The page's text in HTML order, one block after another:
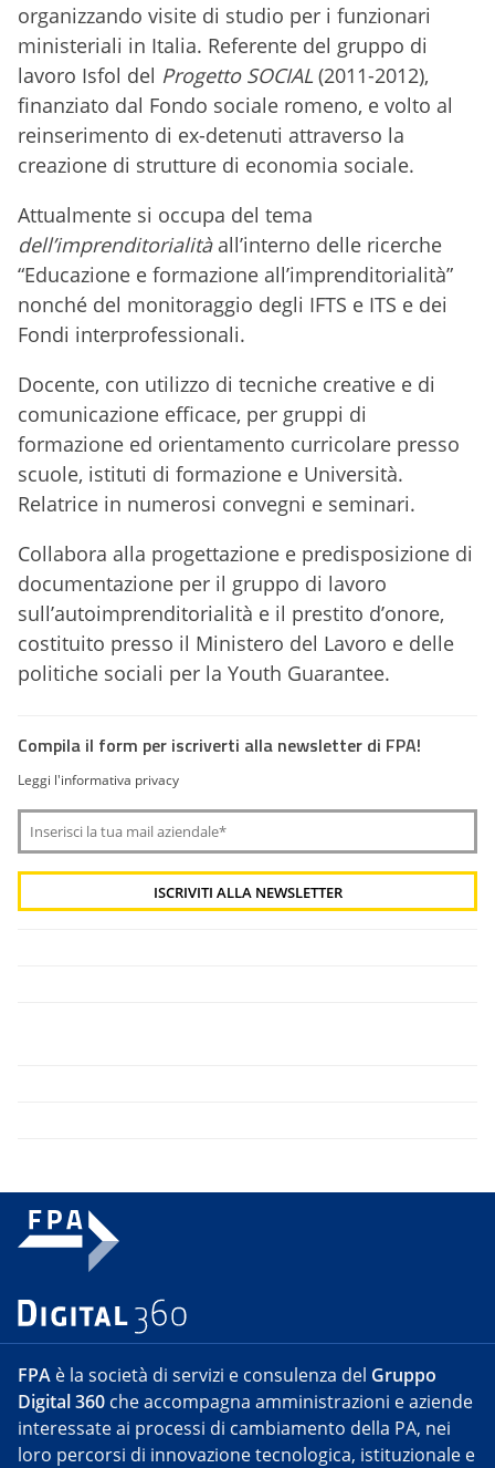
organizzando visite di studio per i funzionari
ministeriali in Italia. Referente del gruppo di
lavoro Isfol del Progetto SOCIAL (2011-2012),
finanziato dal Fondo sociale romeno, e volto al
reinserimento di ex-detenuti attraverso la
creazione di strutture di economia sociale.
Attualmente si occupa del tema
dell’imprenditorialitàall’interno delle ricerche
“Educazione e formazione all’imprenditorialità”
nonché del monitoraggio degli IFTS e ITS e dei
Fondi interprofessionali.
Docente, con utilizzo di tecniche creative e di
comunicazione efficace, per gruppi di
formazione ed orientamento curricolare presso
scuole, istituti di formazione e Università.
Relatrice in numerosi convegni e seminari.
Collabora alla progettazione e predisposizione di
documentazione per il gruppo di lavoro
sull’autoimprenditorialità e il prestito d’onore,
costituito presso il Ministero del Lavoro e delle
politiche sociali per la Youth Guarantee.
Compila il form per iscriverti alla newsletter di FPA!
Leggi l'informativa privacy
FPA è la società di servizi e consulenza del Gruppo
Digital 360 che accompagna amministrazioni e aziende
interessate ai processi di cambiamento della PA, nei
loro percorsi di innovazione tecnologica, istituzionale e